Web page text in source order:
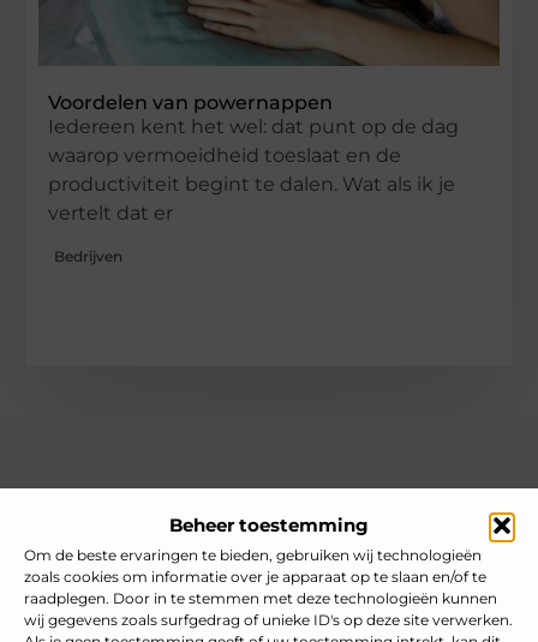
Beheer toestemming
Om de beste ervaringen te bieden, gebruiken wij technologieën
zoals cookies om informatie over je apparaat op te slaan en/of te
raadplegen. Door in te stemmen met deze technologieën kunnen
wij gegevens zoals surfgedrag of unieke ID's op deze site verwerken.
Voordelen van powernappen
Iedereen kent het wel: dat punt op de dag
waarop vermoeidheid toeslaat en de
productiviteit begint te dalen. Wat als ik je
vertelt dat er
Bedrijven
Jouw gids voor inspiratie en tips uit het dagelijks leven.
Ontdek een brede verzameling blogs en artikelen die je helpen
om het meeste uit elke dag te halen, met praktische adviezen
en verrassende inzichten.